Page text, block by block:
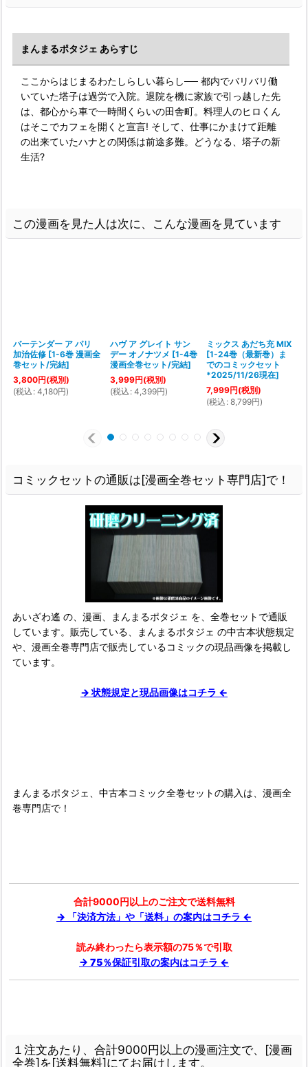
まんまるポタジェ あらすじ
ここからはじまるわたしらしい暮らし── 都内でバリバリ働
いていた塔子は過労で入院。退院を機に家族で引っ越した先
は、都心から車で一時間くらいの田舎町。料理人のヒロくん
はそこでカフェを開くと宣言! そして、仕事にかまけて距離
の出来ていたハナとの関係は前途多難。どうなる、塔子の新
生活?
この漫画を見た人は次に、こんな漫画を見ています
バーテンダー ア パリ
加治佐修 [1-6巻 漫画全
巻セット/完結]
3,800円(税別)
(税込 : 4,180円)
ハヴ ア グレイト サン
デー オノナツメ [1-4巻
漫画全巻セット/完結]
3,999円(税別)
(税込 : 4,399円)
ミックス あだち充 MIX
[1-24巻（最新巻）ま
でのコミックセット
*2025/11/26現在]
7,999円(税別)
(税込 : 8,799円)
コミックセットの通販は[漫画全巻セット専門店]で！
あいざわ遙 の、漫画、まんまるポタジェ を、全巻セットで通販
しています。販売している、まんまるポタジェ の中古本状態規定
や、漫画全巻専門店で販売しているコミックの現品画像を掲載し
ています。
→ 状態規定と現品画像はコチラ ←
まんまるポタジェ、中古本コミック全巻セットの購入は、漫画全
巻専門店で！
合計9000円以上のご注文で送料無料
→ 「決済方法」や「送料」の案内はコチラ ←
読み終わったら表示額の75％で引取
→ 75％保証引取の案内はコチラ ←
１注文あたり、合計9000円以上の漫画注文で、[漫画
全巻]を[送料無料]にてお届けします。